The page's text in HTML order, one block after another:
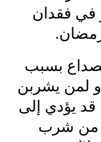
في فقدان
بسبب
لمن يشربن
قد يؤدي إلى
من شرب